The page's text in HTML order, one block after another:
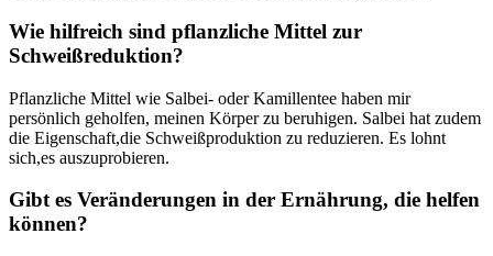
Wie hilfreich sind pflanzliche Mittel zur⁣
Schweißreduktion?
Pflanzliche⁢ Mittel wie Salbei- oder Kamillentee ⁢haben mir
persönlich geholfen, meinen Körper zu beruhigen. Salbei⁤ hat zudem
die Eigenschaft,die Schweißproduktion zu⁢ reduzieren. Es lohnt
sich,es auszuprobieren.
Gibt es Veränderungen in der Ernährung, die helfen
können?